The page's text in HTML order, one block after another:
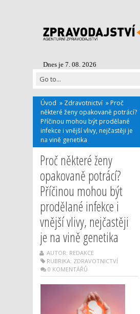
Dnes je 7. 08. 2026
Úvod » Zdravotnictví » Proč
některé ženy opakovaně potrácí?
Příčinou mohou být prodělané
infekce i vnější vlivy, nejčastěji je
na vině genetika
Proč některé ženy
opakovaně potrácí?
Příčinou mohou být
prodělané infekce i
vnější vlivy, nejčastěji
je na vině genetika
AUTOR: REDAKCE
RUBRIKA: ZDRAVOTNICTVÍ
0 KOMENTÁŘŮ